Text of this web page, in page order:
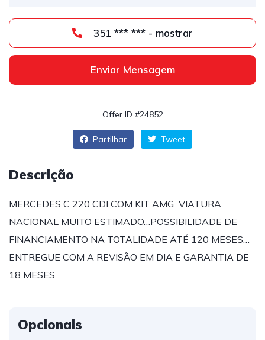
351 *** *** - mostrar
Enviar Mensagem
Offer ID #24852
Partilhar Tweet
Descrição
MERCEDES C 220 CDI COM KIT AMG VIATURA
NACIONAL MUITO ESTIMADO…POSSIBILIDADE DE
FINANCIAMENTO NA TOTALIDADE ATÉ 120 MESES…
ENTREGUE COM A REVISÃO EM DIA E GARANTIA DE
18 MESES
Opcionais